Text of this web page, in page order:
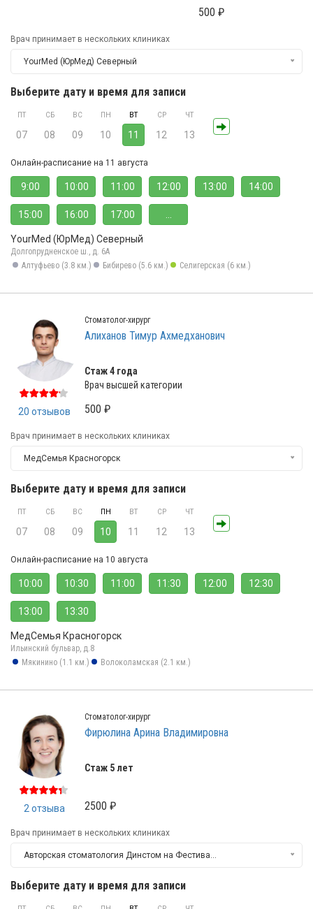
500 ₽
Врач принимает в нескольких клиниках
YourMed (ЮрМед) Северный
Выберите дату и время для записи
ПТ
07
СБ
08
ВС
09
ПН
10
ВТ
11
СР
12
ЧТ
13
Онлайн-расписание на 11 августа
9:00 10:00 11:00 12:00 13:00 14:00
15:00 16:00 17:00
YourMed (ЮрМед) Северный
Долгопрудненское ш., д. 6А
Алтуфьево (3.8 км.)
Бибирево (5.6 км.) Селигерская (6 км.)
20 отзывов
Стоматолог-хирург
Алиханов Тимур Ахмедханович
Стаж 4 года
Врач высшей категории
500 ₽
Врач принимает в нескольких клиниках
МедСемья Красногорск
Выберите дату и время для записи
ПТ
07
СБ
08
ВС
09
ПН
10
ВТ
11
СР
12
ЧТ
13
Онлайн-расписание на 10 августа
10:00 10:30 11:00 11:30 12:00 12:30
13:00 13:30
МедСемья Красногорск
Ильинский бульвар, д.8
Мякинино (1.1 км.)
Волоколамская (2.1 км.)
2 отзыва
Стоматолог-хирург
Фирюлина Арина Владимировна
Стаж 5 лет
2500 ₽
Врач принимает в нескольких клиниках
Авторская стоматология Динстом на Фестивальной
Выберите дату и время для записи